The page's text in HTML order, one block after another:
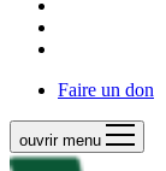
Faire un don
ouvrir menu